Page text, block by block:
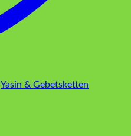
Yasin & Gebetsketten